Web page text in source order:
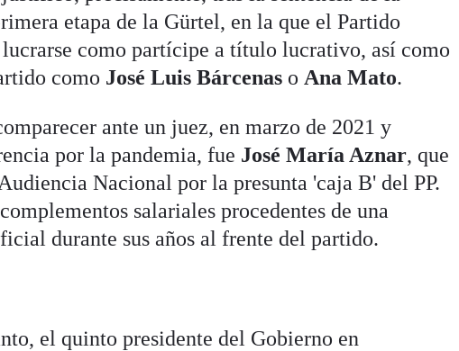
etapa de la Gürtel, en la que el Partido
como partícipe a título lucrativo, así como
como José Luis Bárcenas o Ana Mato.
ante un juez, en marzo de 2021 y
por la pandemia, fue José María Aznar, que
Nacional por la presunta 'caja B' del PP.
salariales procedentes de una
durante sus años al frente del partido.
el quinto presidente del Gobierno en